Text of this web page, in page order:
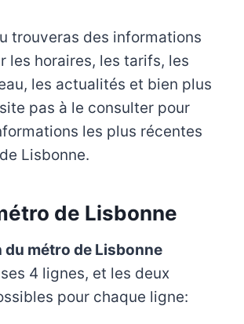
trouveras des informations
les horaires, les tarifs, les
les actualités et bien plus
pas à le consulter pour
les plus récentes
Lisbonne.
de Lisbonne
du métro de Lisbonne
4 lignes, et les deux
pour chaque ligne: